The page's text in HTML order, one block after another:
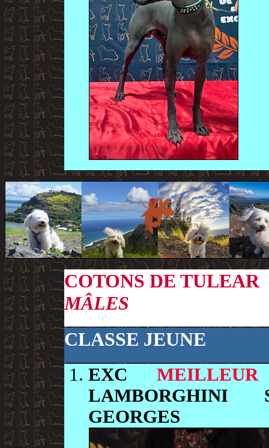
COTONS DE TULEAR
MÂLES
CLASSE JEUNE
EXC
LAMBORGHINI
GEORGES